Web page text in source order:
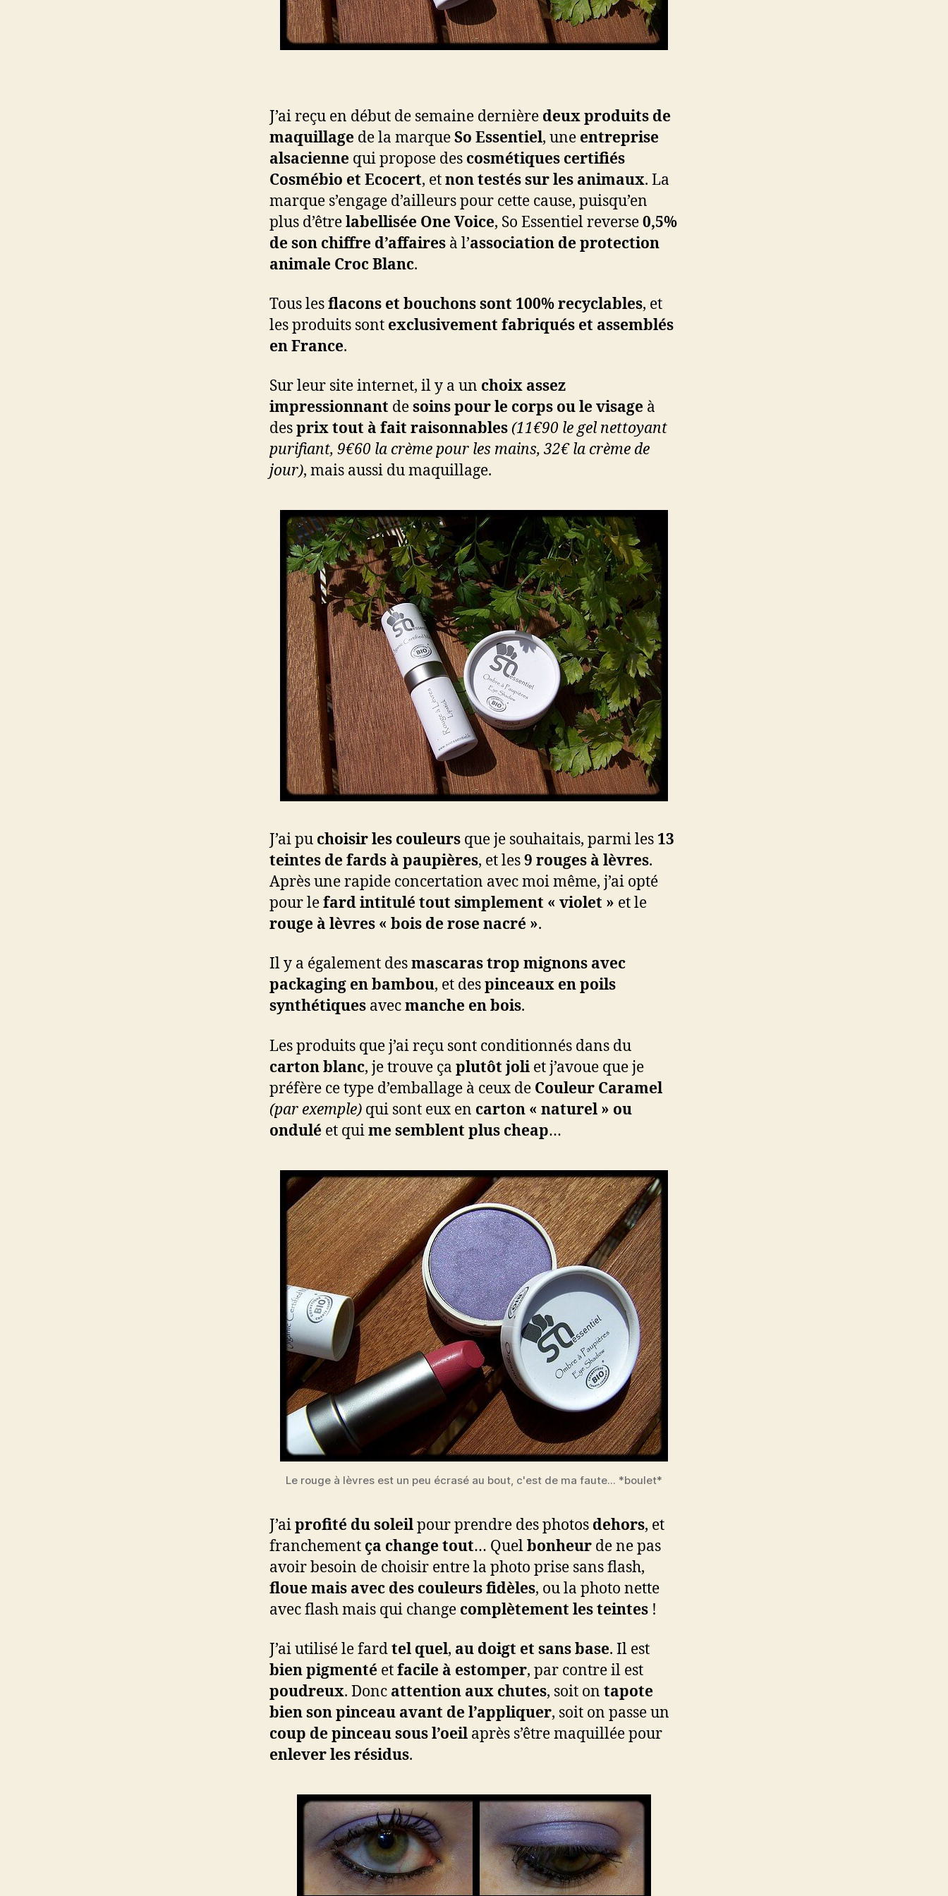
J’ai reçu en début de semaine dernière deux produits de
maquillage de la marqueSo Essentiel, une entreprise
alsacienne qui propose des cosmétiques certifiés
Cosmébio et Ecocert, etnon testés sur les animaux. La
marque s’engage d’ailleurs pour cette cause, puisqu’en
plus d’êtrelabellisée One Voice, So Essentiel reverse0,5%
de son chiffre d’affaires à l’association de protection
animale Croc Blanc.
Tous lesflacons et bouchons sont 100% recyclables, et
les produits sont exclusivement fabriqués et assemblés
en France.
Sur leur site internet, il y a un choix assez
impressionnant desoins pour le corps ou le visage à
desprix tout à fait raisonnables (11€90 le gel nettoyant
purifiant, 9€60 la crème pour les mains, 32€ la crème de
jour), mais aussi du maquillage.
J’ai pu choisir les couleurs que je souhaitais, parmi les 13
teintes de fards à paupières, et les9 rouges à lèvres.
Après une rapide concertation avec moi même, j’ai opté
pour lefard intitulé tout simplement « violet » et le
rouge à lèvres « bois de rose nacré ».
Il y a également desmascaras trop mignons avec
packaging en bambou, et despinceaux en poils
synthétiques avecmanche en bois.
Les produits que j’ai reçu sont conditionnés dans du
carton blanc, je trouve ça plutôt joli et j’avoue que je
préfère ce type d’emballage à ceux de Couleur Caramel
(par exemple) qui sont eux en carton « naturel » ou
ondulé et quime semblent plus cheap…
Le rouge à lèvres est un peu écrasé au bout, c'est de ma faute... *boulet*
J’aiprofité du soleilpour prendre des photos dehors, et
franchement ça change tout… Quelbonheur de ne pas
avoir besoin de choisir entre la photo prise sans flash,
floue mais avec des couleurs fidèles, ou la photo nette
avec flash mais qui change complètement les teintes !
J’ai utilisé le fardtel quel, au doigt et sans base. Il est
bien pigmenté etfacile à estomper, par contre il est
poudreux. Donc attention aux chutes, soit on tapote
bien son pinceau avant de l’appliquer, soit on passe un
coup de pinceau sous l’oeil après s’être maquillée pour
enlever les résidus.